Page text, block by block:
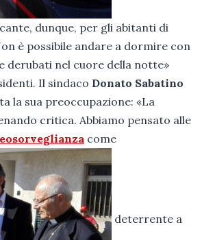
dunque, per gli abitanti di
è possibile andare a dormire con
derubati nel cuore della notte»
Il sindaco Donato Sabatino
la sua preoccupazione: «La
critica. Abbiamo pensato alle
come
deterrente a